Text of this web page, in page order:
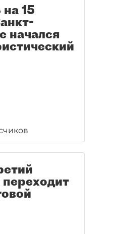
на 15
начался